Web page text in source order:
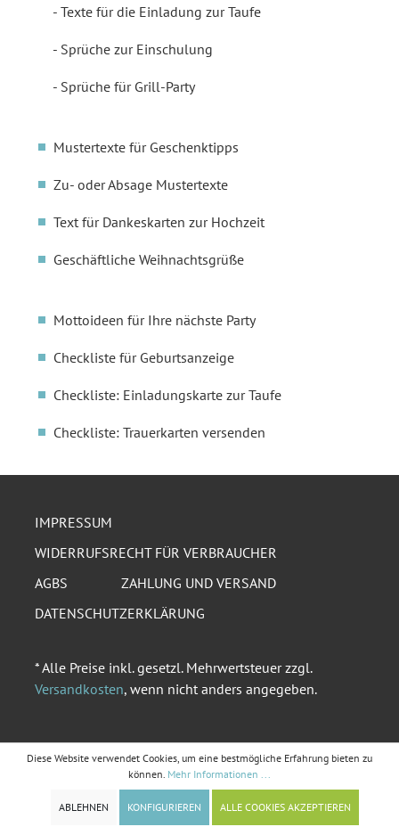
Texte für die Einladung zur Taufe
Sprüche zur Einschulung
Sprüche für Grill-Party
Mustertexte für Geschenktipps
Zu- oder Absage Mustertexte
Text für Dankeskarten zur Hochzeit
Geschäftliche Weihnachtsgrüße
Mottoideen für Ihre nächste Party
Checkliste für Geburtsanzeige
Checkliste: Einladungskarte zur Taufe
Checkliste: Trauerkarten versenden
IMPRESSUM
WIDERRUFSRECHT FÜR VERBRAUCHER
AGBS
ZAHLUNG UND VERSAND
DATENSCHUTZERKLÄRUNG
* Alle Preise inkl. gesetzl. Mehrwertsteuer zzgl.
Versandkosten, wenn nicht anders angegeben.
Diese Website verwendet Cookies, um eine bestmögliche Erfahrung bieten zu
können. Mehr Informationen ...
ABLEHNEN KONFIGURIEREN ALLE COOKIES AKZEPTIEREN